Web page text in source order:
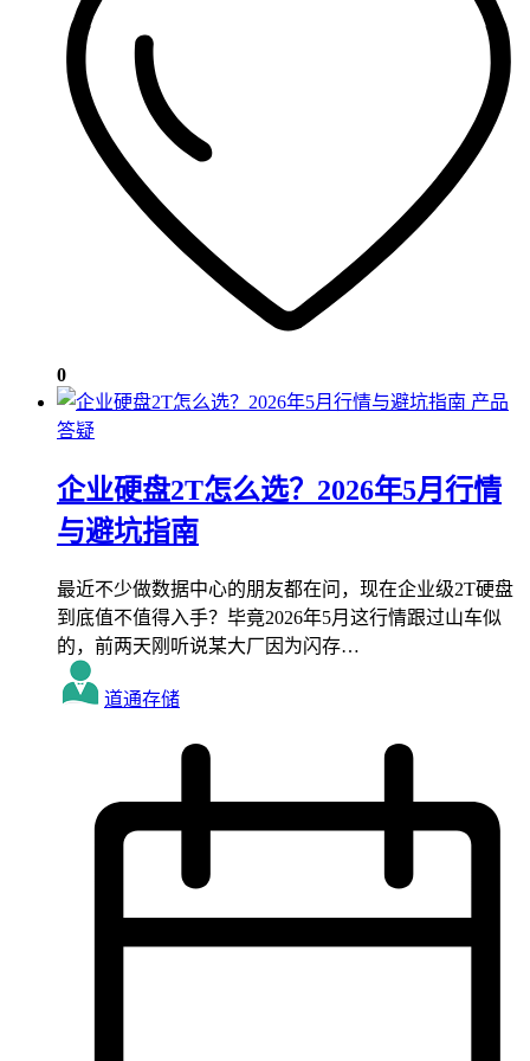
0
产品
答疑
企业硬盘2T怎么选？2026年5月行情
与避坑指南
最近不少做数据中心的朋友都在问，现在企业级2T硬盘
到底值不值得入手？毕竟2026年5月这行情跟过山车似
的，前两天刚听说某大厂因为闪存…
道通存储